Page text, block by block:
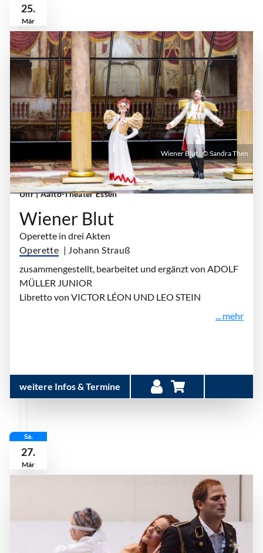
25.
Mär
Donnerstag, 25. März 2027 | 19:30 Uhr - 22:30
Uhr| Aalto-Theater Essen
Wiener Blut
Operette in drei Akten
Operette | Johann Strauß
zusammengestellt, bearbeitet und ergänzt von ADOLF
MÜLLER JUNIOR
Libretto von VICTOR LÉON UND LEO STEIN
... mehr
weitere Infos & Termine
Wiener Blut | © Sandra Then
Sa.
27.
Mär